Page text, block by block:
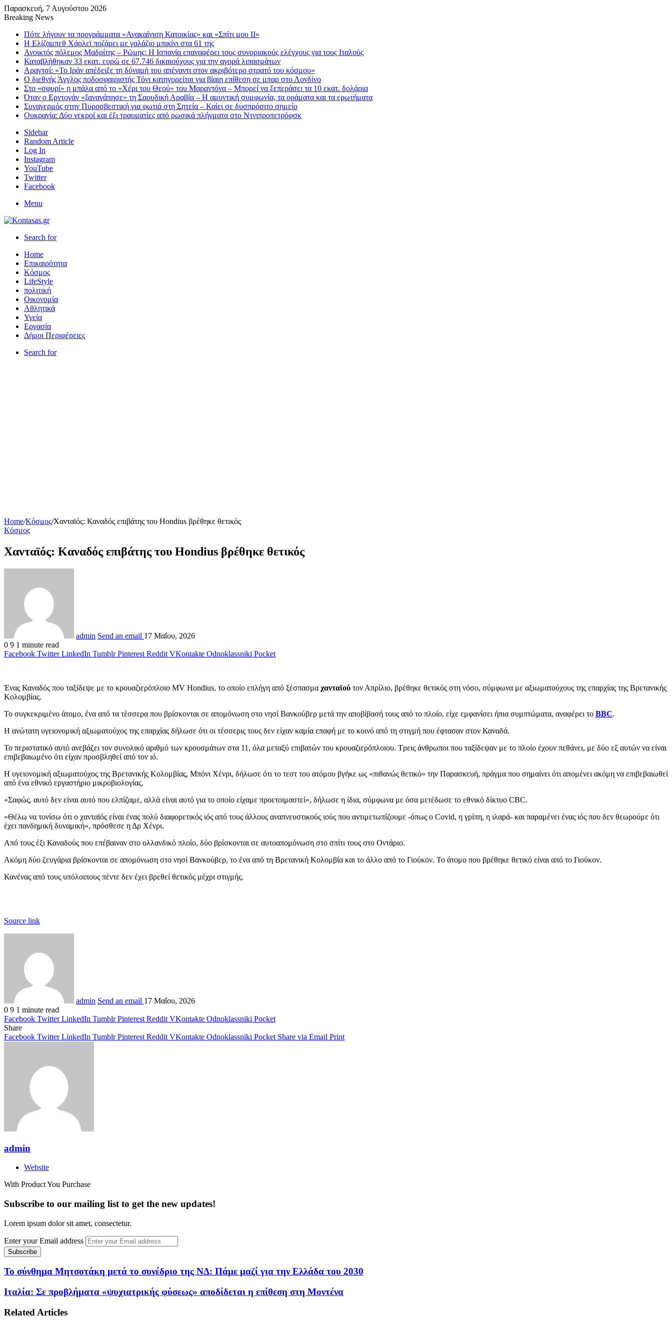
Παρασκευή, 7 Αυγούστου 2026
Breaking News
Πότε λήγουν τα προγράμματα «Ανακαίνιση Κατοικίας» και «Σπίτι μου ΙΙ»
Η Ελίζαμπεθ Χάρλεϊ ποζάρει με γαλάζιο μπικίνι στα 61 της
Ανοικτός πόλεμος Μαδρίτης – Ρώμης: Η Ισπανία επαναφέρει τους συνοριακούς ελέγχους για τους Ιταλούς
Καταβλήθηκαν 33 εκατ. ευρώ σε 67.746 δικαιούχους για την αγορά λιπασμάτων
Αραγτσί: «Το Ιράν απέδειξε τη δύναμή του απέναντι στον ακριβότερο στρατό του κόσμου»
Ο διεθνής Άγγλος ποδοσφαιριστής Τόνι κατηγορείται για βίαιη επίθεση σε μπαρ στο Λονδίνο
Στο «σφυρί» η μπάλα από το «Χέρι του Θεού» του Μαραντόνα – Μπορεί να ξεπεράσει τα 10 εκατ. δολάρια
Όταν ο Ερντογάν «ξαναγάπησε» τη Σαουδική Αραβία – Η αμυντική συμφωνία, τα οράματα και τα ερωτήματα
Συναγερμός στην Πυροσβεστική για φωτιά στη Σητεία – Καίει σε δυσπρόσιτο σημείο
Ουκρανία: Δύο νεκροί και έξι τραυματίες από ρωσικά πλήγματα στο Ντνιπροπετρόφσκ
Sidebar
Random Article
Log In
Instagram
YouTube
Twitter
Facebook
Menu
Search for
Home
Επικαιρότητα
Κόσμος
LifeStyle
πολιτική
Οικονομία
Αθλητικά
Υγεία
Εργασία
Δήμοι Περιφέρειες
Search for
Home/Κόσμος/Χανταϊός: Καναδός επιβάτης του Hondius βρέθηκε θετικός
Κόσμος
Χανταϊός: Καναδός επιβάτης του Hondius βρέθηκε θετικός
admin Send an email 17 Μαΐου, 2026
0 9 1 minute read
Facebook Twitter LinkedIn Tumblr Pinterest Reddit VKontakte Odnoklassniki Pocket
Ένας Καναδός που ταξίδεψε με το κρουαζιερόπλοιο MV Hondius, το οποίο επλήγη από ξέσπασμα χανταϊού τον Απρίλιο, βρέθηκε θετικός στη νόσο, σύμφωνα με αξιωματούχους της επαρχίας της Βρετανικής
Κολομβίας.
Το συγκεκριμένο άτομο, ένα από τα τέσσερα που βρίσκονται σε απομόνωση στο νησί Βανκούβερ μετά την αποβίβασή τους από το πλοίο, είχε εμφανίσει ήπια συμπτώματα, αναφέρει το BBC.
Η ανώτατη υγειονομική αξιωματούχος της επαρχίας δήλωσε ότι οι τέσσερις τους δεν είχαν καμία επαφή με το κοινό από τη στιγμή που έφτασαν στον Καναδά.
Το περιστατικό αυτό ανεβάζει τον συνολικό αριθμό των κρουσμάτων στα 11, όλα μεταξύ επιβατών του κρουαζιερόπλοιου. Τρεις άνθρωποι που ταξίδεψαν με το πλοίο έχουν πεθάνει, με δύο εξ αυτών να είναι
επιβεβαιωμένο ότι είχαν προσβληθεί από τον ιό.
Η υγειονομική αξιωματούχος της Βρετανικής Κολομβίας, Μπόνι Χένρι, δήλωσε ότι το τεστ του ατόμου βγήκε ως «πιθανώς θετικό» την Παρασκευή, πράγμα που σημαίνει ότι απομένει ακόμη να επιβεβαιωθεί
από ένα εθνικό εργαστήριο μικροβιολογίας.
«Σαφώς, αυτό δεν είναι αυτό που ελπίζαμε, αλλά είναι αυτό για το οποίο είχαμε προετοιμαστεί», δήλωσε η ίδια, σύμφωνα με όσα μετέδωσε το εθνικό δίκτυο CBC.
«Θέλω να τονίσω ότι ο χανταϊός είναι ένας πολύ διαφορετικός ιός από τους άλλους αναπνευστικούς ιούς που αντιμετωπίζουμε -όπως ο Covid, η γρίπη, η ιλαρά- και παραμένει ένας ιός που δεν θεωρούμε ότι
έχει πανδημική δυναμική», πρόσθεσε η Δρ Χένρι.
Από τους έξι Καναδούς που επέβαιναν στο ολλανδικό πλοίο, δύο βρίσκονται σε αυτοαπομόνωση στο σπίτι τους στο Οντάριο.
Ακόμη δύο ζευγάρια βρίσκονται σε απομόνωση στο νησί Βανκούβερ, το ένα από τη Βρετανική Κολομβία και το άλλο από το Γιούκον. Το άτομο που βρέθηκε θετικό είναι από το Γιούκον.
Κανένας από τους υπόλοιπους πέντε δεν έχει βρεθεί θετικός μέχρι στιγμής.
Source link
admin Send an email 17 Μαΐου, 2026
0 9 1 minute read
Facebook Twitter LinkedIn Tumblr Pinterest Reddit VKontakte Odnoklassniki Pocket
Share
Facebook Twitter LinkedIn Tumblr Pinterest Reddit VKontakte Odnoklassniki Pocket Share via Email Print
admin
Website
With Product You Purchase
Subscribe to our mailing list to get the new updates!
Lorem ipsum dolor sit amet, consectetur.
Enter your Email address
Το σύνθημα Μητσοτάκη μετά το συνέδριο της ΝΔ: Πάμε μαζί για την Ελλάδα του 2030
Ιταλία: Σε προβλήματα «ψυχιατρικής φύσεως» αποδίδεται η επίθεση στη Μοντένα
Related Articles